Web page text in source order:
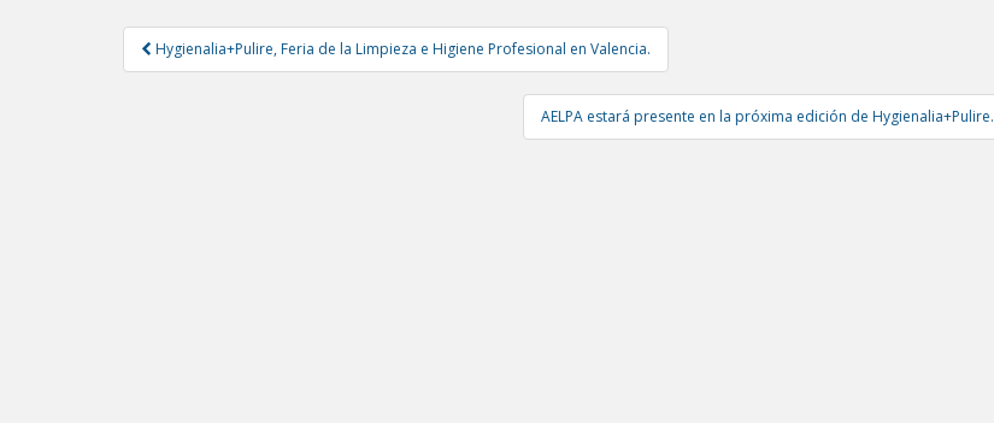
Post
navigation
Hygienalia+Pulire, Feria de la Limpieza e Higiene Profesional en Valencia.
AELPA estará presente en la próxima edición de Hygienalia+Pulire.